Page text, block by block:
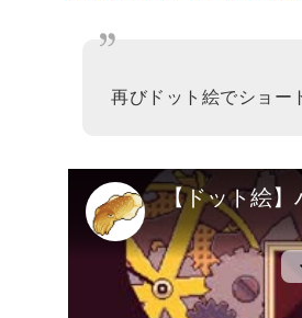
再びドット絵でショー